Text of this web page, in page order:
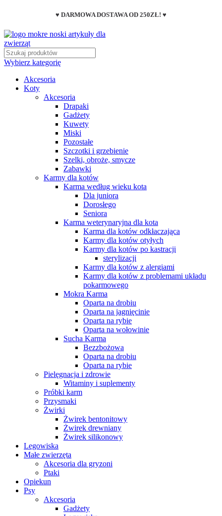
♥ DARMOWA DOSTAWA OD 250ZŁ! ♥
Wybierz kategorię
Akcesoria
Koty
Akcesoria
Drapaki
Gadżety
Kuwety
Miski
Pozostałe
Szczotki i grzebienie
Szelki, obroże, smycze
Zabawki
Karmy dla kotów
Karma według wieku kota
Dla juniora
Dorosłego
Seniora
Karma weterynaryjna dla kota
Karma dla kotów odkłaczająca
Karmy dla kotów otyłych
Karmy dla kotów po kastracji
sterylizacji
Karmy dla kotów z alergiami
Karmy dla kotów z problemami układu
pokarmowego
Mokra Karma
Oparta na drobiu
Oparta na jagnięcinie
Oparta na rybie
Oparta na wołowinie
Sucha Karma
Bezzbożowa
Oparta na drobiu
Oparta na rybie
Pielęgnacja i zdrowie
Witaminy i suplementy
Próbki karm
Przysmaki
Żwirki
Żwirek bentonitowy
Żwirek drewniany
Żwirek silikonowy
Legowiska
Małe zwierzęta
Akcesoria dla gryzoni
Ptaki
Opiekun
Psy
Akcesoria
Gadżety